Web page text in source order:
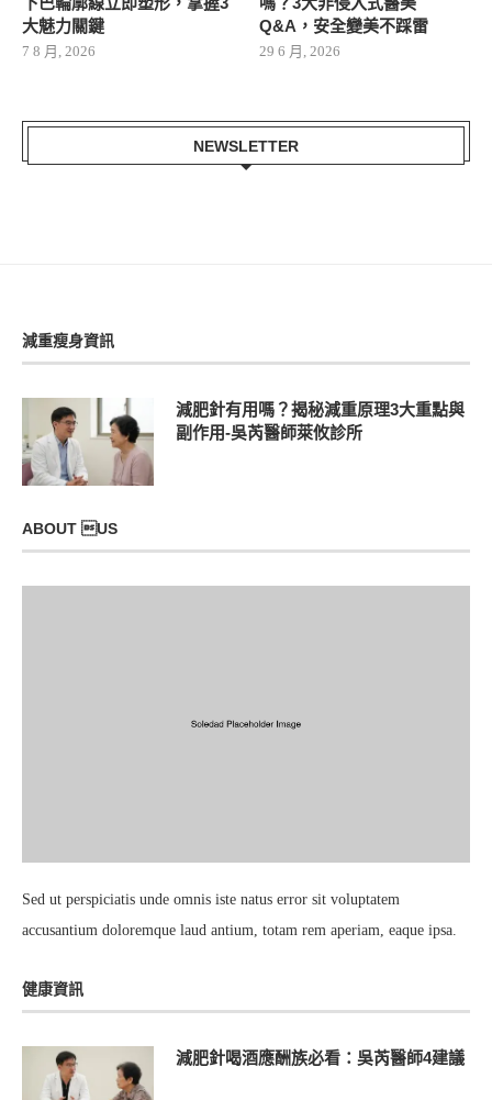
大魅力關鍵
7 8 月, 2026
Q&A，安全變美不踩雷
29 6 月, 2026
NEWSLETTER
減重瘦身資訊
減肥針有用嗎？揭秘減重原理3大重點與
副作用-吳芮醫師萊攸診所
ABOUT US
Sed ut perspiciatis unde omnis iste natus error sit voluptatem
accusantium doloremque laud antium, totam rem aperiam, eaque ipsa.
健康資訊
減肥針喝酒應酬族必看：吳芮醫師4建議